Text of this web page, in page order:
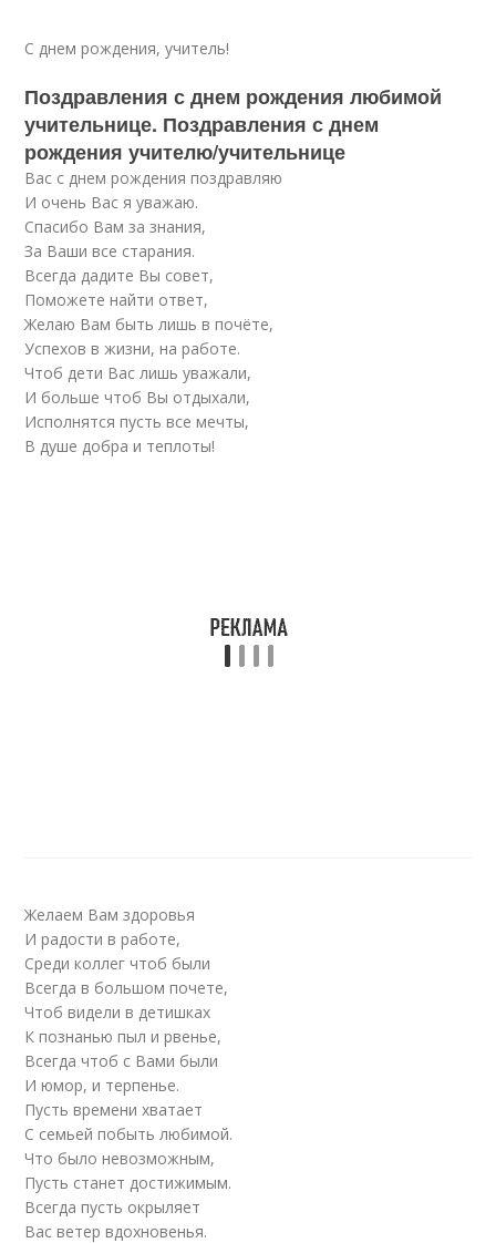
С днем рождения, учитель!
Поздравления с днем рождения любимой
учительнице. Поздравления с днем
рождения учителю/учительнице
Вас с днем рождения поздравляю
И очень Вас я уважаю.
Спасибо Вам за знания,
За Ваши все старания.
Всегда дадите Вы совет,
Поможете найти ответ,
Желаю Вам быть лишь в почёте,
Успехов в жизни, на работе.
Чтоб дети Вас лишь уважали,
И больше чтоб Вы отдыхали,
Исполнятся пусть все мечты,
В душе добра и теплоты!
Желаем Вам здоровья
И радости в работе,
Среди коллег чтоб были
Всегда в большом почете,
Чтоб видели в детишках
К познанью пыл и рвенье,
Всегда чтоб с Вами были
И юмор, и терпенье.
Пусть времени хватает
С семьей побыть любимой.
Что было невозможным,
Пусть станет достижимым.
Всегда пусть окрыляет
Вас ветер вдохновенья.